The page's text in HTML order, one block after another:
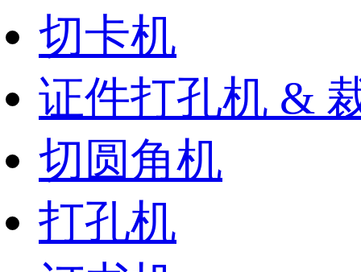
切卡机
证件打孔机 &
切圆角机
打孔机